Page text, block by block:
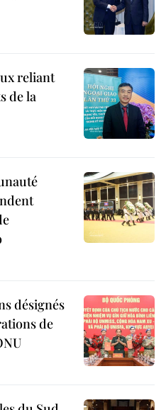
reliant
de la
désignés
de